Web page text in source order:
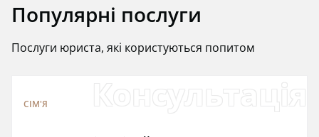
Популярні послуги
Послуги юриста, які користуються попитом
СІМ'Я